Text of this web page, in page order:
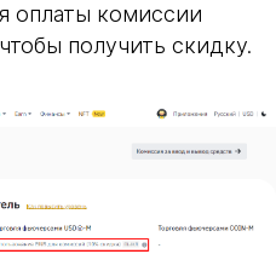
оплаты комиссии
получить скидку.